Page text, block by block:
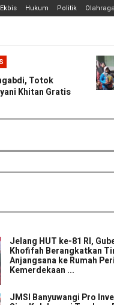
Ekbis Hukum Politik Olahraga
Totok
Khitan Gratis
Jelang HUT ke-81 RI,
Khofifah Berangkatkan
Anjangsana ke Rumah
Kemerdekaan ...
JMSI Banyuwangi Pro